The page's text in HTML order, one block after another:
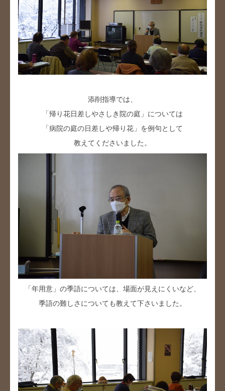
添削指導では、
「帰り花日差しやさしき院の庭」については
「病院の庭の日差しや帰り花」を例句として
教えてくださいました。
「年用意」の季語については、場面が見えにくいなど、
季語の難しさについても教えて下さいました。